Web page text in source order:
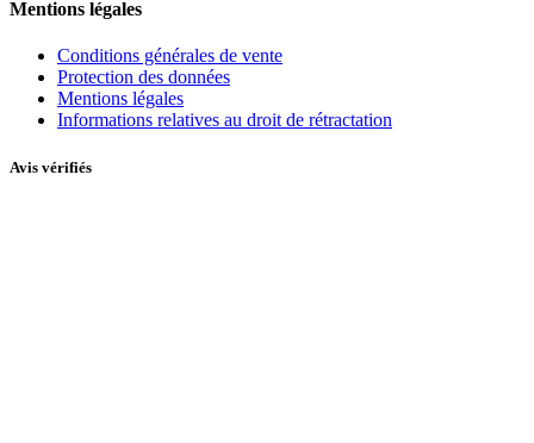
Mentions légales
Conditions générales de vente
Protection des données
Mentions légales
Informations relatives au droit de rétractation
Avis vérifiés